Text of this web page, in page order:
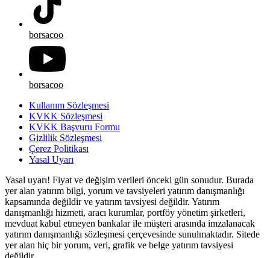
borsacoo
borsacoo
Kullanım Sözleşmesi
KVKK Sözleşmesi
KVKK Başvuru Formu
Gizlilik Sözleşmesi
Çerez Politikası
Yasal Uyarı
Yasal uyarı! Fiyat ve değişim verileri önceki gün sonudur. Burada
yer alan yatırım bilgi, yorum ve tavsiyeleri yatırım danışmanlığı
kapsamında değildir ve yatırım tavsiyesi değildir. Yatırım
danışmanlığı hizmeti, aracı kurumlar, portföy yönetim şirketleri,
mevduat kabul etmeyen bankalar ile müşteri arasında imzalanacak
yatırım danışmanlığı sözleşmesi çerçevesinde sunulmaktadır. Sitede
yer alan hiç bir yorum, veri, grafik ve belge yatırım tavsiyesi
değildir.